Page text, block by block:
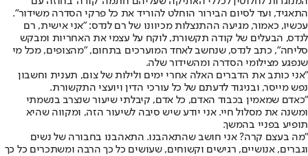
התאגיד, ועד לסיום הבירור הוחלט להוריד את כל פרקי הסדרה משידור".
עכשיו, כאמור, מגיעה ההתנצלות מכיוונו של רם לנדס: ״אני אישית, רם
לנדס, הבעלים של קודה תקשורת, לוקח על עצמי את האחריות ומבקש
סליחה״, כתב לנדס, שנחשב לאחד המוערכים בתחום, ״מהצופים, מכל מי
שנפגע מצילומי הסדרה ומהשידור שלה.
"אני כותב את הדברים האלה אחרי ימים ולילות של צום, תענית וחשבון
נפש מייסר, ובניגוד לדעתם של כל עורכי הדין ויועצי התקשורת.
"כאדם שמאמין בכבוד האדם, כל אדם, קיבלתי שיעור שנצרב בנשמתי
ומשנה את מסלול חיי. אני יודע שיש סיבה לשיעור הזה, ומקווה שהיא
תופיע בפניי בהמשך.
"מה בעצם קרה? אני חושב שהתאהבנו. התאהבנו בחבורה של נשים
וגברים, אנושיים, רגישים וקשוחים, שעושים כל כך הרבה ומשתכרים כל כך